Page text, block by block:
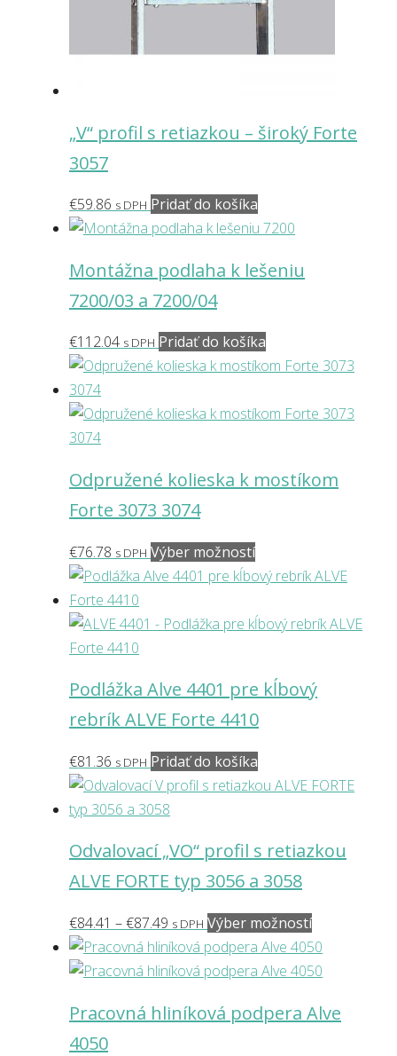
„V“ profil s retiazkou – široký Forte
3057
€59.86 s DPH Pridať do košíka
Montážna podlaha k lešeniu
7200/03 a 7200/04
€112.04 s DPH Pridať do košíka
Odpružené kolieska k mostíkom
Forte 3073 3074
€76.78 s DPH Výber možnostíTento
produkt
viacero
si
môžete
na
stránke
Podlážka Alve 4401 pre kĺbový
rebrík ALVE Forte 4410
€81.36 s DPH Pridať do košíka
Odvalovací „VO“ profil s retiazkou
ALVE FORTE typ 3056 a 3058
€84.41 –€87.49 Price
range:
€84.41
€87.49
s DPH Výber možnostíTento
produkt
má
variantov.
Pracovná hliníková podpera Alve
4050